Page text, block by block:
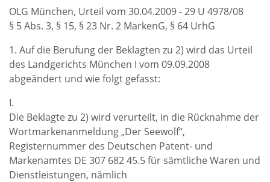
OLG München, Urteil vom 30.04.2009 - 29 U 4978/08
§ 5 Abs. 3, § 15, § 23 Nr. 2 MarkenG, § 64 UrhG
1. Auf die Berufung der Beklagten zu 2) wird das Urteil
des Landgerichts München I vom 09.09.2008
abgeändert und wie folgt gefasst:
I.
Die Beklagte zu 2) wird verurteilt, in die Rücknahme der
Wortmarkenanmeldung „Der Seewolf“,
Registernummer des Deutschen Patent- und
Markenamtes DE 307 682 45.5 für sämtliche Waren und
Dienstleistungen, nämlich